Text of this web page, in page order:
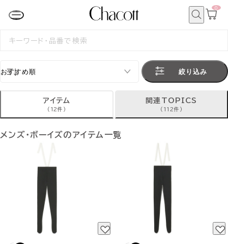
カ
0
検
絞り込み
アイテム
(12件)
関連TOPICS
(112件)
メンズ・ボーイズのアイテム一覧